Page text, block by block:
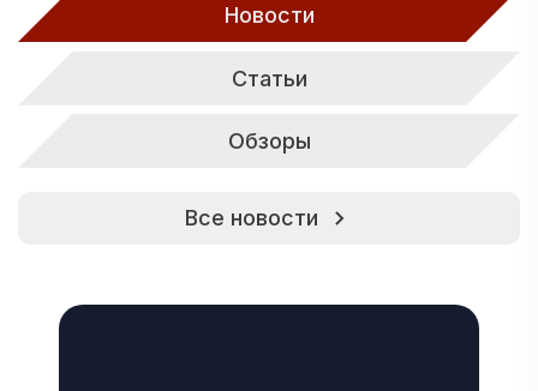
Новости
Статьи
Обзоры
Все новости